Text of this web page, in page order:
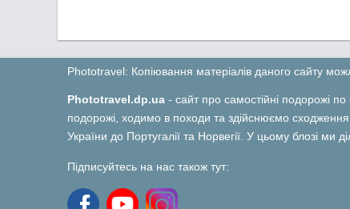
Phototravel: Копіювання матеріалів даного сайту
Phototravel.dp.ua - сайт про самостійні подорожі по
подорожі, ходимо в походи та здійснюємо
України до Португалії та Норвегії. У цьому блозі ми
Підписуйтесь на нас також тут: